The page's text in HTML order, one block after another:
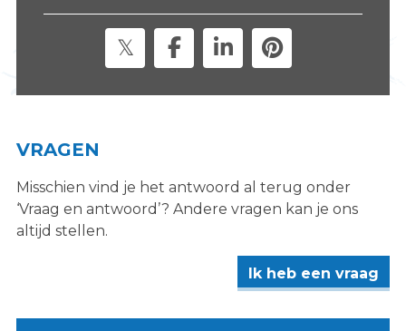
VRAGEN
Misschien vind je het antwoord al terug onder
‘Vraag en antwoord’? Andere vragen kan je ons
altijd stellen.
Ik heb een vraag